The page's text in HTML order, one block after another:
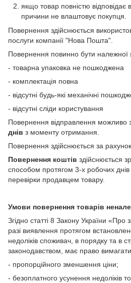
якщо товар повністю відповідає
причини не влаштовує покупця.
Повернення здійснюється
послуги компанії "Нова Пошта".
Повернення повинно бути належної
- товарна упаковка не пошкоджена
- комплектація повна
- відсутні будь-які механічні
- відсутні сліди користування
Повернення відправлення можливо
днів з моменту отримання.
Повернення здійснюється за
Повернення коштів здійснюється
способом протягом 3-х робочих
перевірки продавцем товару.
Умови повернення товарів
Згідно статті 8 Закону України «Про
разі виявлення протягом
недоліків споживач, в порядку та в
законодавством, має право
- пропорційного зменшення ціни;
- безоплатного усунення недоліків